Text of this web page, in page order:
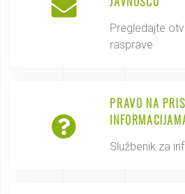
Pregledajte
rasprave
PRAVO NA
Službenik za